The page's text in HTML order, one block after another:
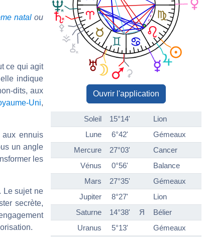
natal ou
ce qui agit
indique
dits, aux
Uni,
aux ennuis
un angle
les
Le sujet ne
secrète,
Ouvrir l'application
Soleil 15°14'
Lion
Lune
6°42'
Gémeaux
Mercure
27°03'
Cancer
Vénus
0°56'
Balance
Mars
27°35'
Gémeaux
Jupiter
8°27'
Lion
Saturne
14°38' Я
Bélier
Uranus
5°13'
Gémeaux